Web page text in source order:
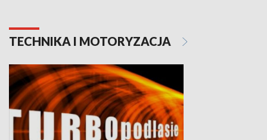
TECHNIKA I MOTORYZACJA